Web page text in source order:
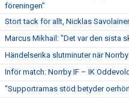
föreningen"
Stort tack för allt, Nicklas
Marcus Mikhail: "Det var den sista
Händelserika slutminuter när Norrby
Inför match: Norrby IF – IK Oddevold
"Supportrarnas stöd betyder